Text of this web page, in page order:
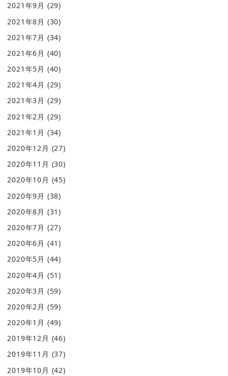
2021年9月 (29)
2021年8月 (30)
2021年7月 (34)
2021年6月 (40)
2021年5月 (40)
2021年4月 (29)
2021年3月 (29)
2021年2月 (29)
2021年1月 (34)
2020年12月 (27)
2020年11月 (30)
2020年10月 (45)
2020年9月 (38)
2020年8月 (31)
2020年7月 (27)
2020年6月 (41)
2020年5月 (44)
2020年4月 (51)
2020年3月 (59)
2020年2月 (59)
2020年1月 (49)
2019年12月 (46)
2019年11月 (37)
2019年10月 (42)